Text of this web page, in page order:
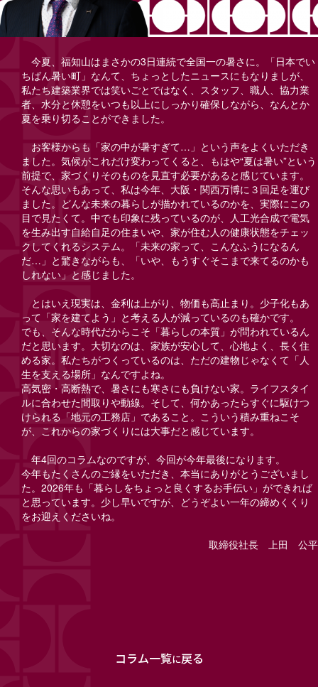
今夏、福知山はまさかの3日連続で全国一の暑さに。「日本でい
ちばん暑い町」なんて、ちょっとしたニュースにもなりましが、
私たち建築業界では笑いごとではなく、スタッフ、職人、協力業
者、水分と休憩をいつも以上にしっかり確保しながら、なんとか
夏を乗り切ることができました。
お客様からも「家の中が暑すぎて…」という声をよくいただき
ました。気候がこれだけ変わってくると、もはや“夏は暑い”という
前提で、家づくりそのものを見直す必要があると感じています。
そんな思いもあって、私は今年、大阪・関西万博に３回足を運び
ました。どんな未来の暮らしが描かれているのかを、実際にこの
目で見たくて。 中でも印象に残っているのが、人工光合成で電気
を生み出す自給自足の住まいや、家が住む人の健康状態をチェッ
クしてくれるシステム。「未来の家って、こんなふうになるん
だ…」と驚きながらも、「いや、もうすぐそこまで来てるのかも
しれない」と感じました。
とはいえ現実は、金利は上がり、物価も高止まり。少子化もあ
って「家を建てよう」と考える人が減っているのも確かです。
でも、そんな時代だからこそ「暮らしの本質」が問われているん
だと思います。 大切なのは、家族が安心して、心地よく、長く住
める家。私たちがつくっているのは、ただの建物じゃなくて「人
生を支える場所」なんですよね。
高気密・高断熱で、暑さにも寒さにも負けない家。ライフスタイ
ルに合わせた間取りや動線。そして、何かあったらすぐに駆けつ
けられる「地元の工務店」であること。 こういう積み重ねこそ
が、これからの家づくりには大事だと感じています。
年4回のコラムなのですが、今回が今年最後になります。
今年もたくさんのご縁をいただき、本当にありがとうございまし
た。2026年も「暮らしをちょっと良くするお手伝い」ができれば
と思っています。少し早いですが、どうぞよい一年の締めくくり
をお迎えくださいね。
取締役社長 上田 公平
コラム一覧に戻る